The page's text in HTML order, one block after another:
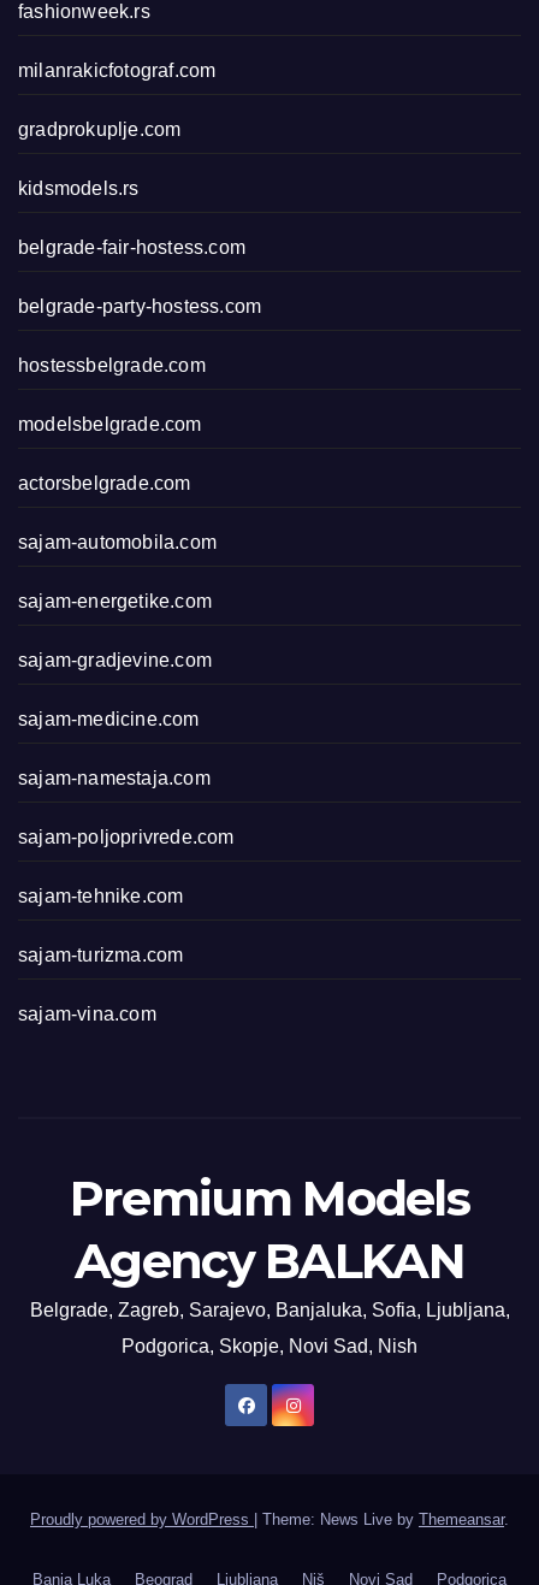
fashionweek.rs
milanrakicfotograf.com
gradprokuplje.com
kidsmodels.rs
belgrade-fair-hostess.com
belgrade-party-hostess.com
hostessbelgrade.com
modelsbelgrade.com
actorsbelgrade.com
sajam-automobila.com
sajam-energetike.com
sajam-gradjevine.com
sajam-medicine.com
sajam-namestaja.com
sajam-poljoprivrede.com
sajam-tehnike.com
sajam-turizma.com
sajam-vina.com
Premium Models
Agency BALKAN
Belgrade, Zagreb, Sarajevo, Banjaluka, Sofia, Ljubljana,
Podgorica, Skopje, Novi Sad, Nish
Proudly powered by WordPress Theme: News Live by Themeansar.
Banja Luka Beograd Ljubljana Niš Novi Sad Podgorica